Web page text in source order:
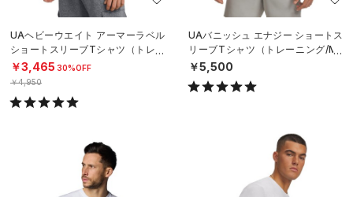
UAヘビーウエイト アーマーラベル
ショートスリーブTシャツ（トレー
ニング/MEN）
￥3,465 30%OFF
￥4,950
UAバニッシュ エナジー ショートス
リーブTシャツ（トレーニング/ME
N）
￥5,500